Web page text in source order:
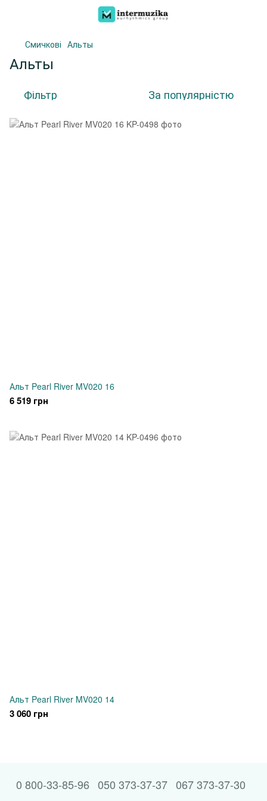
Смичкові Альты
Альты
Фільтр За популярністю
Альт Pearl River MV020 16
6 519 грн
Альт Pearl River MV020 14
3 060 грн
0 800-33-85-96 050 373-37-37 067 373-37-30